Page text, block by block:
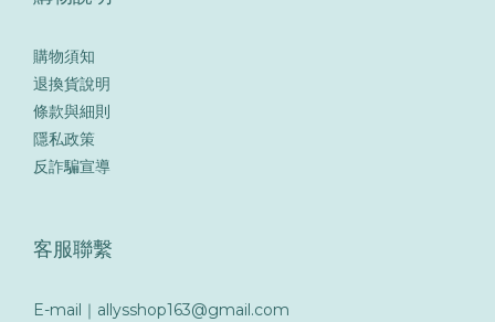
購物須知
退換貨說明
條款與細則
隱私政策
反詐騙宣導
客服聯繫
E-mail｜allysshop163@gmail.com